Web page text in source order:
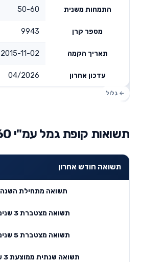
התמחות משנית 50-60
מספר קרן 9943
תאריך הקמה 2015-11-02 00:00:00
עדכון אחרון 04/2026
תשואות קופת גמל עמ"י 50-60
תשואה חודש אחרון
תשואה מתחילת השנה
תשואה מצטברת 3 שנים
תשואה מצטברת 5 שנים
תשואה שנתית ממוצעת 3 שנים